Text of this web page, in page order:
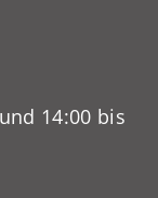
14:00 bis